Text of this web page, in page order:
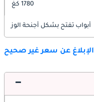
1780 كغ
أبواب تفتح بشكل أجنحة الوز
الإبلاغ عن سعر غير صحيح